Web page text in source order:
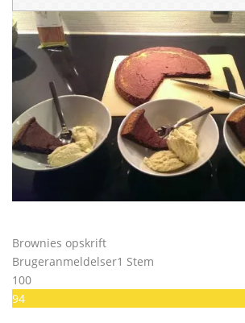
Brownies opskrift
Brugeranmeldelser1 Stem
100
94